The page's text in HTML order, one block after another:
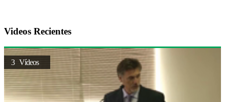
Videos Recientes
3 Vídeos